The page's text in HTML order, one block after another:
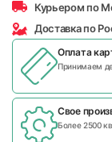
Курьером по
Доставка по
Оплата
Принимаем
Свое
Более 2500